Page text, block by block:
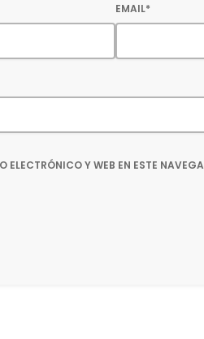
EMAIL*
ELECTRÓNICO Y WEB EN ESTE